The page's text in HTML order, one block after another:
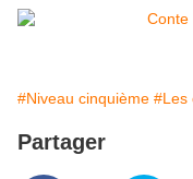
#Niveau cinquième #Les
Partager